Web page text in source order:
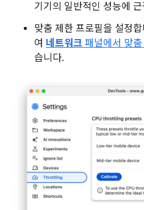
기기의 일반적인 성능에
맞춤 제한 프로필을 설정
여 네트워크 패널에서 맞
습니다.